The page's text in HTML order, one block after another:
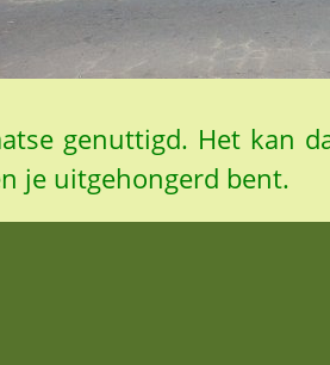
genuttigd. Het kan
je uitgehongerd bent.